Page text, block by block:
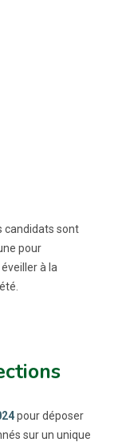
candidats sont
pour
à la
pour déposer
sur un unique